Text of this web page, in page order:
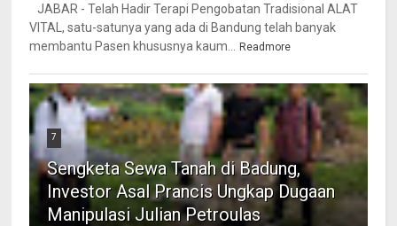
JABAR - Telah Hadir Terapi Pengobatan Tradisional ALAT
VITAL, satu-satunya yang ada di Bandung telah banyak
membantu Pasen khususnya kaum...
Readmore
7
Sengketa Sewa Tanah di Badung,
Investor Asal Prancis Ungkap Dugaan
Manipulasi Julian Petroulas